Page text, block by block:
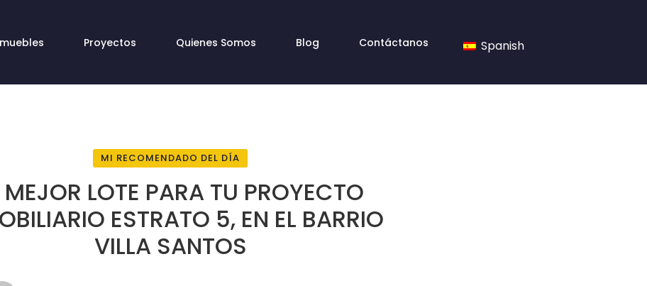
Proyectos Quienes Somos Blog Contáctanos Spanish
MI RECOMENDADO DEL DÍA
MEJOR LOTE PARA TU PROYECTO
ESTRATO 5, EN EL BARRIO
VILLA SANTOS